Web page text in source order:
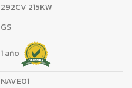
292CV 215KW
GS
1 año
NAVE01